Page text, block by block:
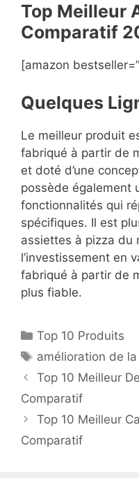
Top Meilleur
Comparatif
[amazon
Quelques
Le meilleur produit
fabriqué à partir de
et doté d’une
possède également
fonctionnalités qui
spécifiques. Il est
assiettes à pizza du
l’investissement en
fabriqué à partir de
plus fiable.
Top 10 Produits
amélioration de
Top 10 Meilleur
Comparatif
Top 10 Meilleur
Comparatif